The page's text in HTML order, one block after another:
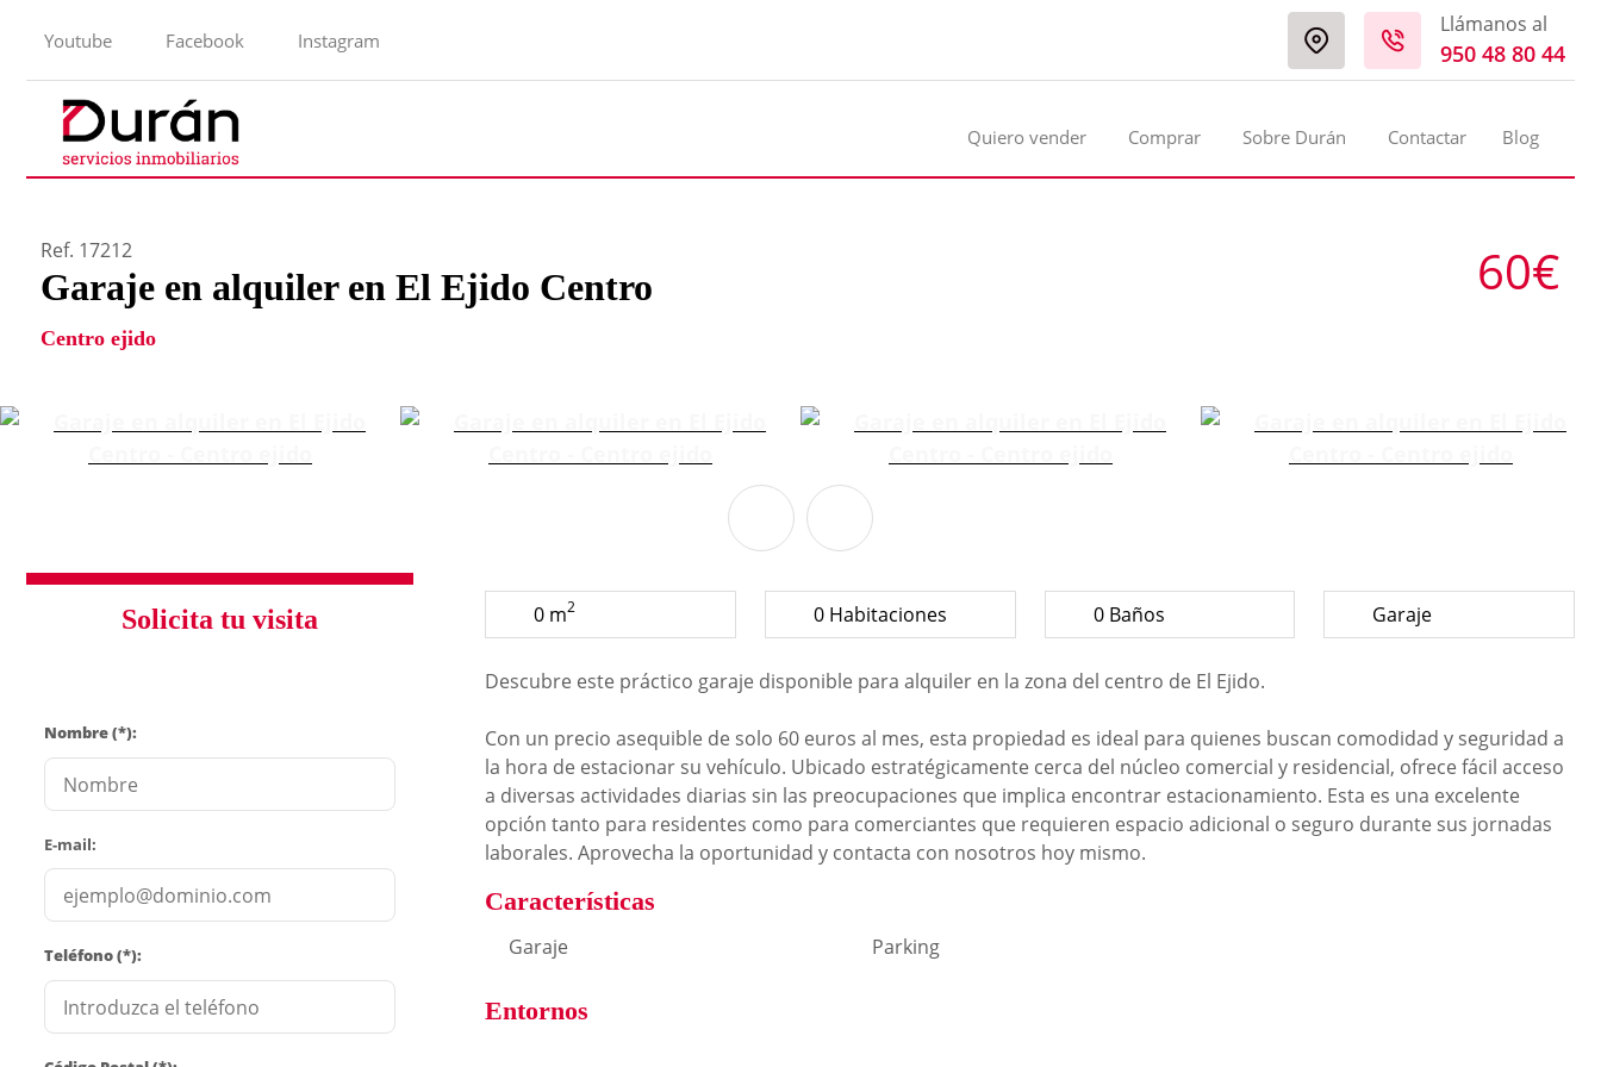
Youtube Facebook Instagram
Llámanos al
950 48 80 44
Quiero vender Comprar Sobre Durán Contactar Blog
Ref. 17212
Garaje en alquiler en El Ejido Centro
Centro ejido
60€
Solicita tu visita
Nombre (*):
E-mail:
Teléfono (*):
0 m2 0 Habitaciones 0 Baños Garaje
Descubre este práctico garaje disponible para alquiler en la zona del centro de El Ejido.
Con un precio asequible de solo 60 euros al mes, esta propiedad es ideal para quienes buscan comodidad y seguridad a
la hora de estacionar su vehículo. Ubicado estratégicamente cerca del núcleo comercial y residencial, ofrece fácil acceso
a diversas actividades diarias sin las preocupaciones que implica encontrar estacionamiento. Esta es una excelente
opción tanto para residentes como para comerciantes que requieren espacio adicional o seguro durante sus jornadas
laborales. Aprovecha la oportunidad y contacta con nosotros hoy mismo.
Características
Garaje Parking
Entornos